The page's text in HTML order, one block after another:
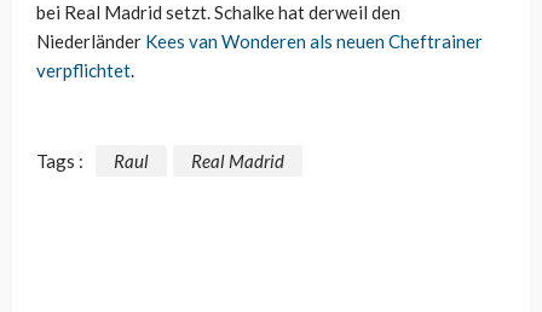
bei Real Madrid setzt. Schalke hat derweil den
Niederländer Kees van Wonderen als neuen Cheftrainer
verpflichtet.
Tags : Raul Real Madrid